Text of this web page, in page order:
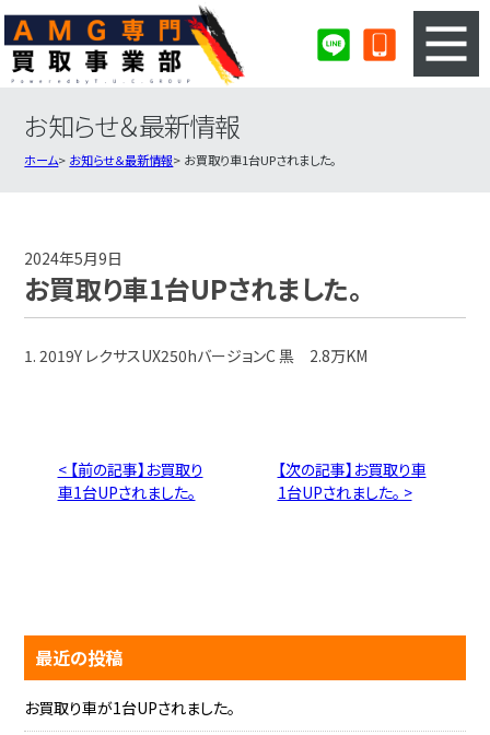
3ステップのカンタン査定
AMG買取実績
お知らせ＆最新情報
ホーム お知らせ＆最新情報 お買取り車1台UPされました。
2024年5月9日
お買取り車1台UPされました。
1. 2019Y レクサスUX250hバージョンC 黒 2.8万KM
< 【前の記事】お買取り
車1台UPされました。
【次の記事】お買取り車
1台UPされました。 >
最近の投稿
お買取り車が1台UPされました。